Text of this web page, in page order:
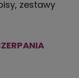
zestawy